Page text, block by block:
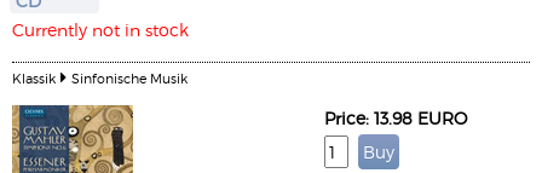
Currently not in stock
Klassik Sinfonische Musik
Price: 13.98 EURO